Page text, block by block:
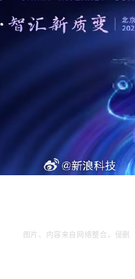
图片、内容来自网络整合，侵删